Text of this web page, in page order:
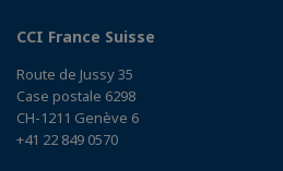
CCI France Suisse
Route de Jussy 35
Case postale 6298
CH-1211 Genève 6
+41 22 849 0570